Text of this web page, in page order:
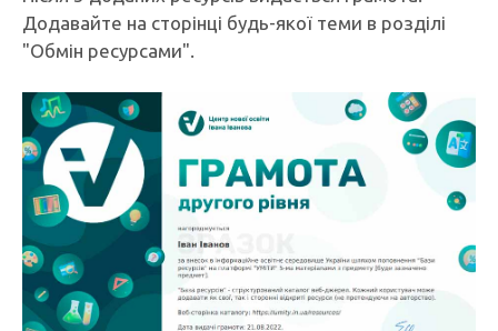
Додавайте на сторінці будь-якої теми в розділі
"Обмін ресурсами".